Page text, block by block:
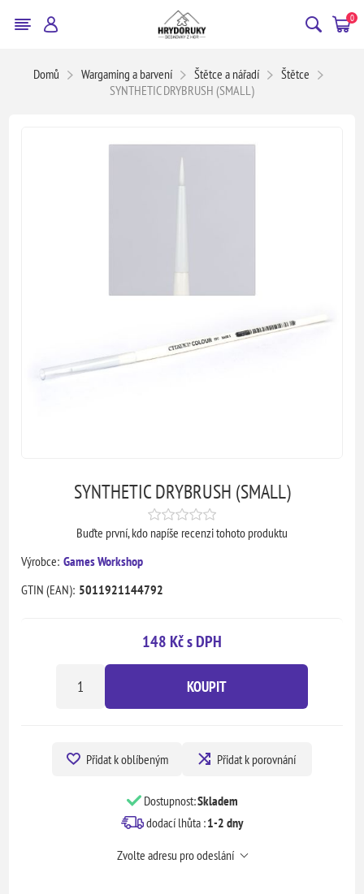
0
Domů Wargaming a barvení Štětce a nářadí
Štětce
SYNTHETIC DRYBRUSH (SMALL)
SYNTHETIC DRYBRUSH (SMALL)
Buďte první, kdo napíše recenzi tohoto produktu
Výrobce: Games Workshop
GTIN (EAN): 5011921144792
148 Kč s DPH
KOUPIT
Přidat k oblíbeným Přidat k porovnání
Dostupnost:Skladem
dodací lhůta :1-2 dny
Zvolte adresu pro odeslání